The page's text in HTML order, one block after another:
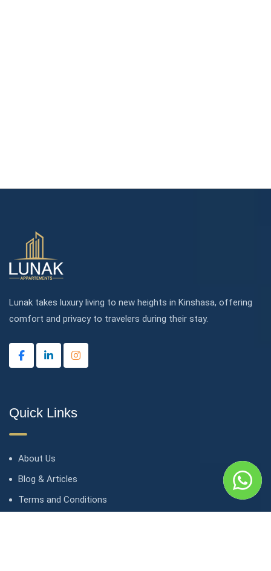
Lunak takes luxury living to new heights in Kinshasa, offering
comfort and privacy to travelers during their stay.
Quick Links
About Us
Blog & Articles
Terms and Conditions